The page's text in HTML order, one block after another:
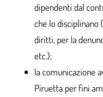
dipendenti dal
che lo disciplinano
diritti, per la
etc.);
la comunicazione
Piruetta per fini